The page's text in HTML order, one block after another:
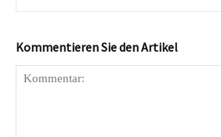
Kommentieren Sie den Artikel